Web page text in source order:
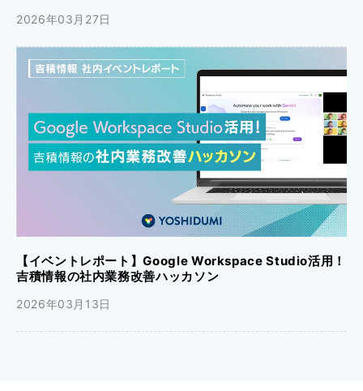
2026年03月27日
【イベントレポート】Google Workspace Studio活用！
吉積情報の社内業務改善ハッカソン
2026年03月13日